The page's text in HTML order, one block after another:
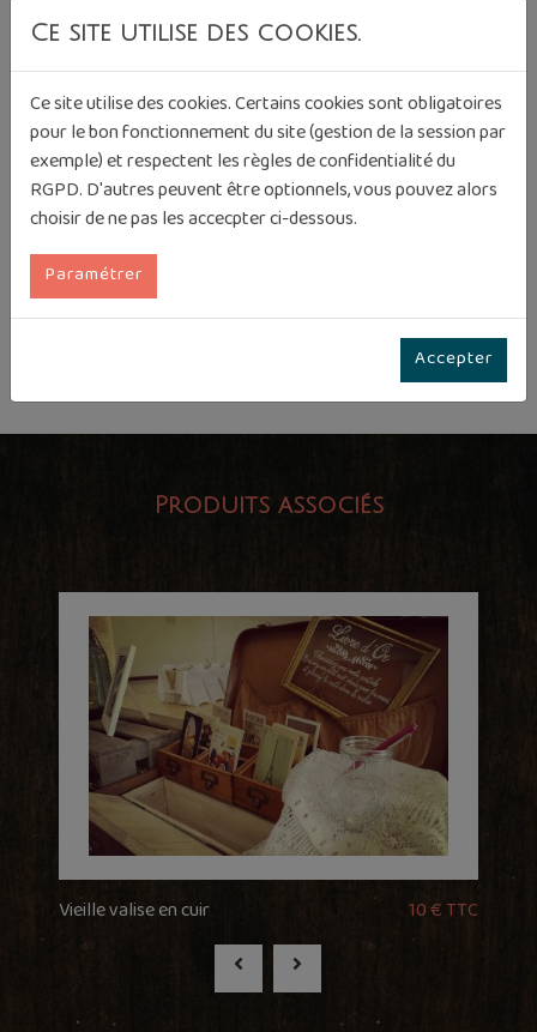
Photos complémentaires
Produits associés
Vieille valise en cuir 10 € TTC
Ce site utilise des cookies.
Ce site utilise des cookies. Certains cookies sont obligatoires
pour le bon fonctionnement du site (gestion de la session par
exemple) et respectent les règles de confidentialité du
RGPD. D'autres peuvent être optionnels, vous pouvez alors
choisir de ne pas les accecpter ci-dessous.
Paramétrer
Accepter